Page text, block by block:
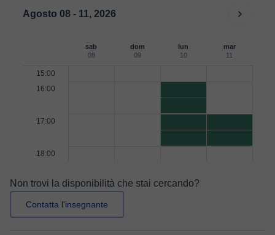
Agosto 08 - 11, 2026
sab
08
dom
09
lun
10
mar
11
15:00
16:00
17:00
18:00
Non trovi la disponibilità che stai cercando?
Contatta l'insegnante